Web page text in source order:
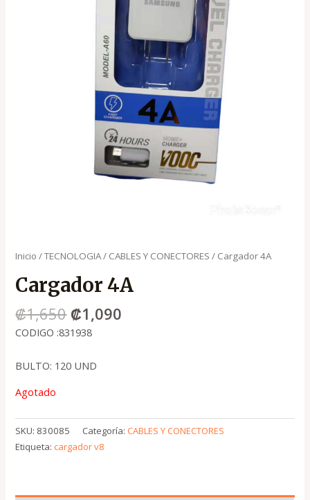
Inicio /TECNOLOGIA/ CABLES Y CONECTORES / Cargador 4A
Cargador 4A
₡1,650 ₡1,090
CODIGO :831938
BULTO: 120 UND
Agotado
SKU: 830085 Categoría:CABLES Y CONECTORES
Etiqueta: cargador v8